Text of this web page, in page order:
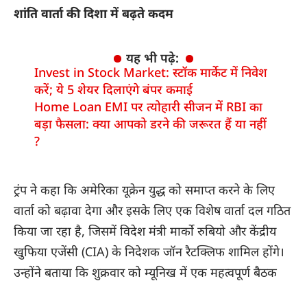
शांति वार्ता की दिशा में बढ़ते कदम
यह भी पढ़े:
Invest in Stock Market: स्टॉक मार्केट में निवेश
करें; ये 5 शेयर दिलाएंगे बंपर कमाई
Home Loan EMI पर त्योहारी सीजन में RBI का
बड़ा फैसला: क्या आपको डरने की जरूरत हैं या नहीं
?
ट्रंप ने कहा कि अमेरिका यूक्रेन युद्ध को समाप्त करने के लिए
वार्ता को बढ़ावा देगा और इसके लिए एक विशेष वार्ता दल गठित
किया जा रहा है, जिसमें विदेश मंत्री मार्को रुबियो और केंद्रीय
खुफिया एजेंसी (CIA) के निदेशक जॉन रैटक्लिफ शामिल होंगे।
उन्होंने बताया कि शुक्रवार को म्यूनिख में एक महत्वपूर्ण बैठक